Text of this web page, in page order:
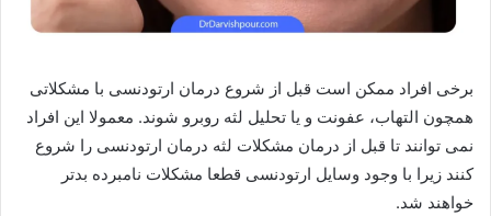
برخی افراد ممکن است قبل از شروع درمان ارتودنسی با مشکلاتی
همچون التهاب، عفونت و یا تحلیل لثه روبرو شوند. معمولا این افراد
نمی توانند تا قبل از درمان مشکلات لثه درمان ارتودنسی را شروع
کنند زیرا با وجود وسایل ارتودنسی قطعا مشکلات نامبرده بدتر
خواهند شد.